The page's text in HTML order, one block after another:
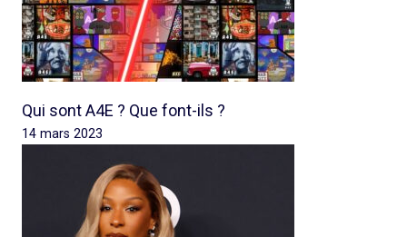
Qui sont A4E ? Que font-ils ?
14 mars 2023